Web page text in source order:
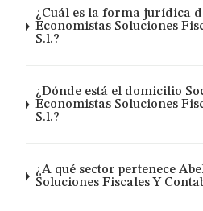
¿Cuál es la forma jurídica
Economistas Soluciones
S.l.?
¿Dónde está el domicilio
Economistas Soluciones
S.l.?
¿A qué sector pertenece
Soluciones Fiscales Y